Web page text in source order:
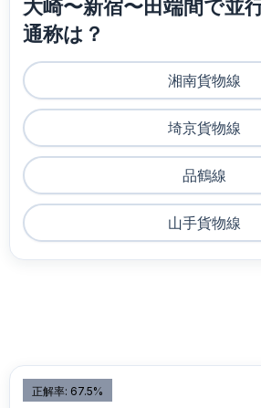
大崎〜新宿〜田端間で並
通称は？
湘南貨物線
埼京貨物線
品鶴線
山手貨物線
正解率: 67.5%